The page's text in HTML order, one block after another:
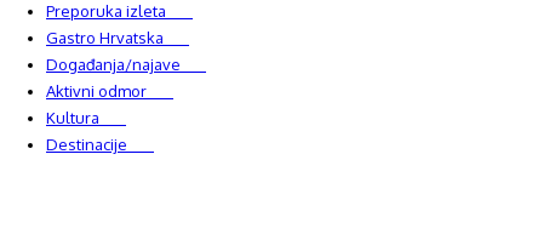
Preporuka izleta
Gastro Hrvatska
Događanja/najave
Aktivni odmor
Kultura
Destinacije